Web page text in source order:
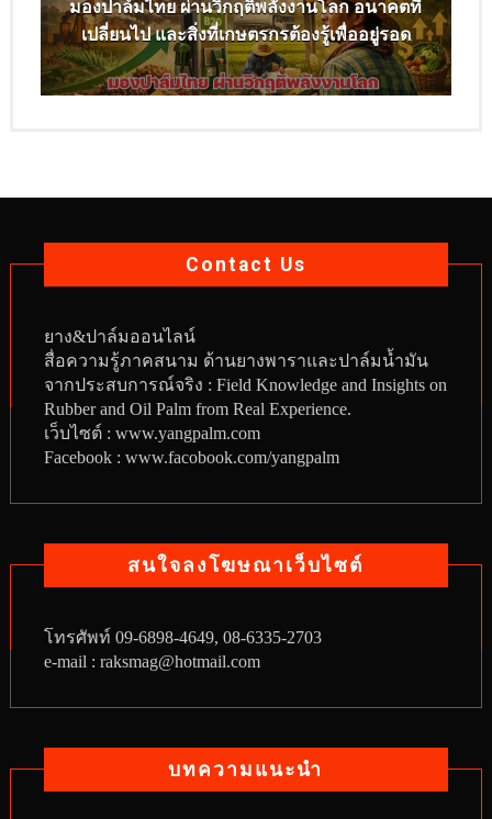
มองปาล์มไทย ผ่านวิกฤติพลังงานโลก อนาคตที่
เปลี่ยนไป และสิ่งที่เกษตรกรต้องรู้เพื่ออยู่รอด
Contact Us
ยาง&ปาล์มออนไลน์
สื่อความรู้ภาคสนาม ด้านยางพาราและปาล์มน้ำมัน
จากประสบการณ์จริง : Field Knowledge and Insights on
Rubber and Oil Palm from Real Experience.
เว็บไซต์ : www.yangpalm.com
Facebook : www.facobook.com/yangpalm
สนใจลงโฆษณาเว็บไซต์
โทรศัพท์ 09-6898-4649, 08-6335-2703
e-mail : raksmag@hotmail.com
บทความแนะนำ